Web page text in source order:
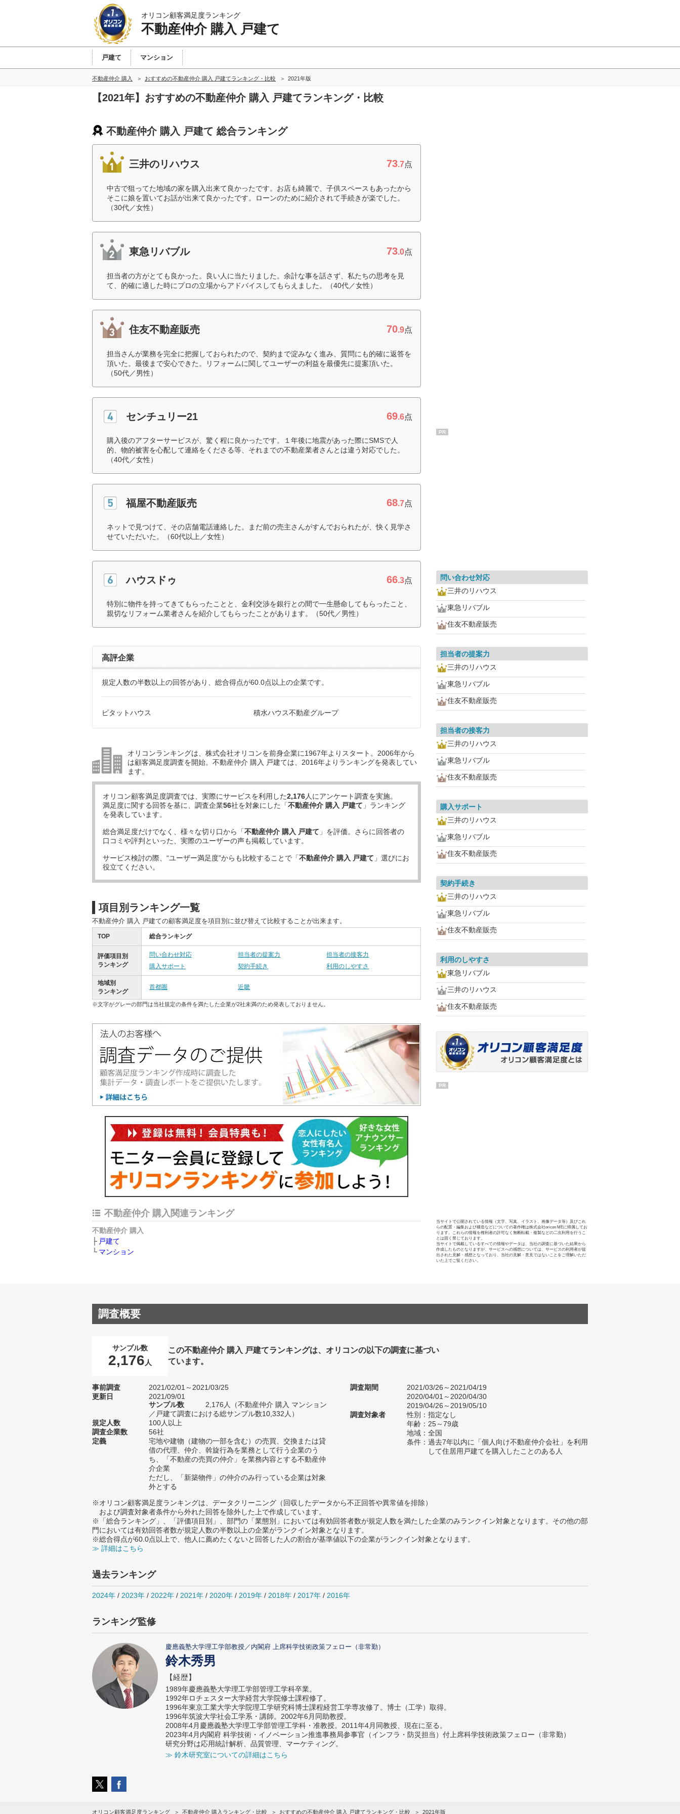
オリコン顧客満足度ランキング
不動産仲介 購入 戸建て
戸建て マンション
不動産仲介 購入 おすすめの不動産仲介 購入 戸建てランキング・比較 2021年版
【2021年】おすすめの不動産仲介 購入 戸建てランキング・比較
不動産仲介 購入 戸建て 総合ランキング
三井のリハウス 73.7点
中古で狙ってた地域の家を購入出来て良かったです。お店も綺麗で、子供スペースもあったから
そこに娘を置いてお話が出来て良かったです。ローンのために紹介されて手続きが楽でした。
（30代／女性）
東急リバブル 73.0点
担当者の方がとても良かった。良い人に当たりました。余計な事を話さず、私たちの思考を見
て、的確に適した時にプロの立場からアドバイスしてもらえました。（40代／女性）
住友不動産販売 70.9点
担当さんが業務を完全に把握しておられたので、契約まで淀みなく進み、質問にも的確に返答を
頂いた。最後まで安心できた。リフォームに関してユーザーの利益を最優先に提案頂いた。
（50代／男性）
センチュリー21 69.6点
購入後のアフターサービスが、驚く程に良かったです。１年後に地震があった際にSMSで人
的、物的被害を心配して連絡をくださる等、それまでの不動産業者さんとは違う対応でした。
（40代／女性）
福屋不動産販売 68.7点
ネットで見つけて、その店舗電話連絡した。まだ前の売主さんがすんでおられたが、快く見学さ
せていただいた。（60代以上／女性）
ハウスドゥ 66.3点
特別に物件を持ってきてもらったことと、金利交渉を銀行との間で一生懸命してもらったこと、
親切なリフォーム業者さんを紹介してもらったことがあります。（50代／男性）
高評企業
規定人数の半数以上の回答があり、総合得点が60.0点以上の企業です。
ピタットハウス 積水ハウス不動産グループ
オリコンランキングは、株式会社オリコンを前身企業に1967年よりスタート。2006年から
は顧客満足度調査を開始。不動産仲介 購入 戸建ては、2016年よりランキングを発表してい
ます。
オリコン顧客満足度調査では、実際にサービスを利用した2,176人にアンケート調査を実施。
満足度に関する回答を基に、調査企業56社を対象にした「不動産仲介 購入 戸建て 」ランキング
を発表しています。
総合満足度だけでなく、様々な切り口から「不動産仲介 購入 戸建て 」を評価。さらに回答者の
口コミや評判といった、実際のユーザーの声も掲載しています。
サービス検討の際、“ユーザー満足度”からも比較することで「不動産仲介 購入 戸建て 」選びにお
役立てください。
項目別ランキング一覧
不動産仲介 購入 戸建ての顧客満足度を項目別に並び替えて比較することが出来ます。
TOP 総合ランキング
評価項目別
ランキング
問い合わせ対応 担当者の提案力
担当者の接客力
購入サポート
契約手続き 利用のしやすさ
地域別
ランキング
首都圏 近畿
※文字がグレーの部門は当社規定の条件を満たした企業が2社未満のため発表しておりません。
不動産仲介 購入関連ランキング
不動産仲介 購入
戸建て
マンション
PR
問い合わせ対応
三井のリハウス
東急リバブル
住友不動産販売
担当者の提案力
三井のリハウス
東急リバブル
住友不動産販売
担当者の接客力
三井のリハウス
東急リバブル
住友不動産販売
購入サポート
三井のリハウス
東急リバブル
住友不動産販売
契約手続き
三井のリハウス
東急リバブル
住友不動産販売
利用のしやすさ
東急リバブル
三井のリハウス
住友不動産販売
PR
当サイトで公開されている情報（文字、写真、イラスト、画像データ等）及びこれ
らの配置・編集および構造などについての著作権は株式会社oricon MEに帰属してお
ります。これらの情報を権利者の許可なく無断転載・複製などの二次利用を行うこ
とは固く禁じております。
当サイトで掲載しているすべての情報やデータは、当社の調査に基づいた結果から
作成したものとなりますが、サービスへの感想については、サービスの利用者が提
出された見解・感想となっており、当社の見解・意見ではないことをご理解いただ
いた上でご覧ください。
調査概要
サンプル数
2,176 人
この不動産仲介 購入 戸建てランキングは、オリコンの以下の調査に基づい
ています。
事前調査
2021/02/01～2021/03/25
更新日
2021/09/01
サンプル数
2,176人（不動産仲介 購入 マンション
／戸建て調査における総サンプル数10,332人）
規定人数
100人以上
調査企業数
56社
定義
宅地や建物（建物の一部を含む）の売買、交換または貸
借の代理、仲介、斡旋行為を業務として行う企業のう
ち、「不動産の売買の仲介」を業務内容とする不動産仲
介企業
ただし、「新築物件」の仲介のみ行っている企業は対象
外とする
調査期間
2021/03/26～2021/04/19
2020/04/01～2020/04/30
2019/04/26～2019/05/10
調査対象者
性別：指定なし
年齢：25～79歳
地域：全国
条件：過去7年以内に「個人向け不動産仲介会社」を利用
して住居用戸建てを購入したことのある人
※オリコン顧客満足度ランキングは、データクリーニング（回収したデータから不正回答や異常値を排除）
および調査対象者条件から外れた回答を除外した上で作成しています。
※「総合ランキング」、「評価項目別」、部門の「業態別」においては有効回答者数が規定人数を満たした企業のみランクイン対象となります。その他の部
門においては有効回答者数が規定人数の半数以上の企業がランクイン対象となります。
※総合得点が60.0点以上で、他人に薦めたくないと回答した人の割合が基準値以下の企業がランクイン対象となります。
≫ 詳細はこちら
過去ランキング
2024年 / 2023年 / 2022年 / 2021年 / 2020年 / 2019年 / 2018年 / 2017年 / 2016年
ランキング監修
慶應義塾大学理工学部教授／内閣府 上席科学技術政策フェロー（非常勤）
鈴木秀男
【経歴】
1989年慶應義塾大学理工学部管理工学科卒業。
1992年ロチェスター大学経営大学院修士課程修了。
1996年東京工業大学大学院理工学研究科博士課程経営工学専攻修了。博士（工学）取得。
1996年筑波大学社会工学系・講師。2002年6月同助教授。
2008年4月慶應義塾大学理工学部管理工学科・准教授。2011年4月同教授、現在に至る。
2023年4月内閣府 科学技術・イノベーション推進事務局参事官（インフラ・防災担当）付上席科学技術政策フェロー（非常勤）
研究分野は応用統計解析、品質管理、マーケティング。
≫ 鈴木研究室についての詳細はこちら
オリコン顧客満足度ランキング 不動産仲介 購入ランキング・比較 おすすめの不動産仲介 購入 戸建てランキング・比較 2021年版